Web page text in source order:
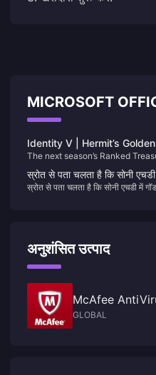
MICROSOFT
Identity V | Hermit’s
Satisfying — He’s an Ice
The next season’s Ranked
two purple ones. Hermit is
special effects on attack,
स्रोत से पता चलता है कि सोनी
सकता है
स्रोत से पता चलता है कि सोनी एचडी में
अनुशंसित उत्पाद
McAfee
GLOBAL